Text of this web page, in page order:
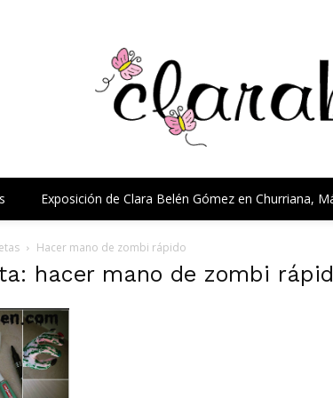
Exposición de Clara Belén Gómez en Churriana,
Hacer mano de zombi rápido
hacer mano de zombi